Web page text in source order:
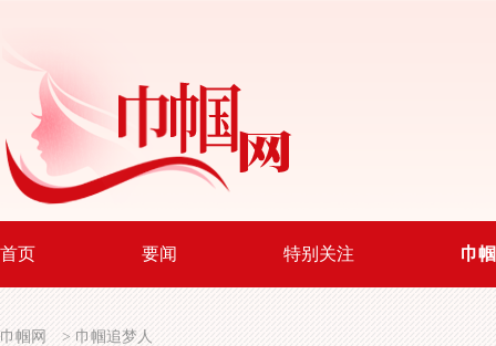
首页 要闻 特别关注 巾
巾帼网 > 巾帼追梦人